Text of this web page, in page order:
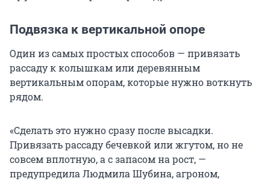
Подвязка к вертикальной опоре
Один из самых простых способов — привязать
рассаду к колышкам или деревянным
вертикальным опорам, которые нужно воткнуть
рядом.
«Сделать это нужно сразу после высадки.
Привязать рассаду бечевкой или жгутом, но не
совсем вплотную, а с запасом на рост, —
предупредила Людмила Шубина, агроном,